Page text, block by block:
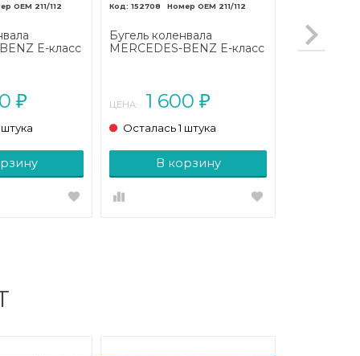
211/112
E-класс
₽
152708 211/112
Бугель коленвала
MERCEDES-BENZ E-класс
ЦЕНА: 1 600 ₽
Осталась 1 штука
В корзину